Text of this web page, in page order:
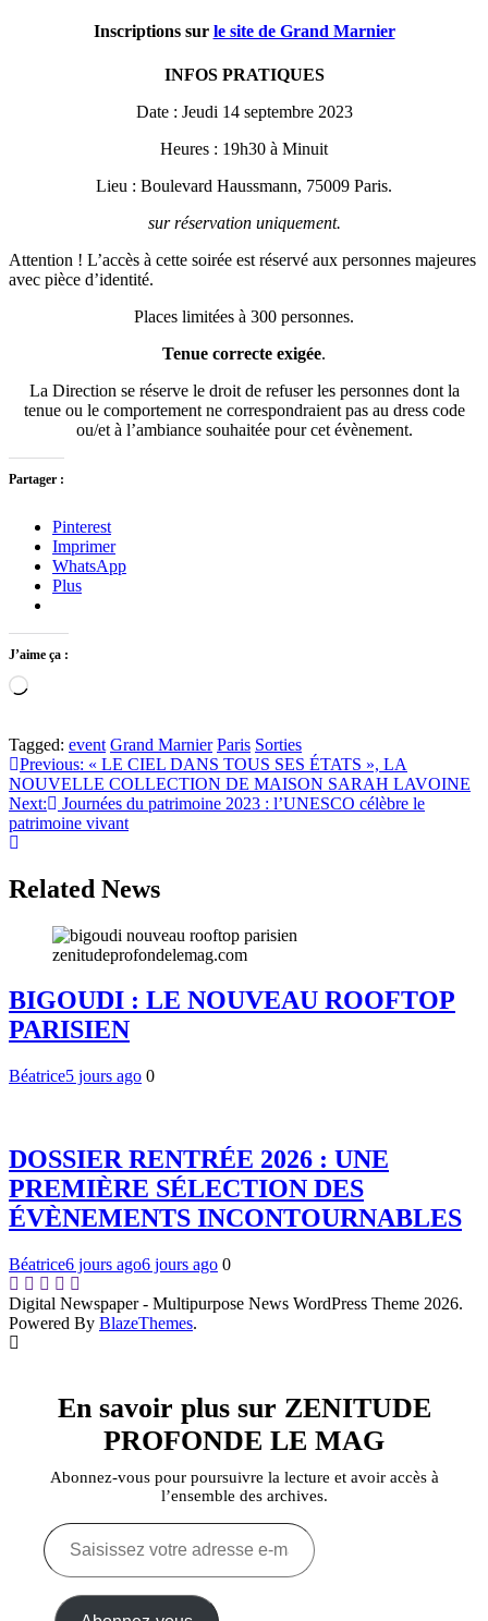
Inscriptions sur le site de Grand Marnier
INFOS PRATIQUES
Date : Jeudi 14 septembre 2023
Heures : 19h30 à Minuit
Lieu : Boulevard Haussmann, 75009 Paris.
sur réservation uniquement.
Attention ! L’accès à cette soirée est réservé aux personnes majeures
avec pièce d’identité.
Places limitées à 300 personnes.
Tenue correcte exigée.
La Direction se réserve le droit de refuser les personnes dont la
tenue ou le comportement ne correspondraient pas au dress code
ou/et à l’ambiance souhaitée pour cet évènement.
Partager :
Pinterest
Imprimer
WhatsApp
Plus
J’aime ça :
Chargement…
Tagged: event Grand Marnier Paris Sorties
Navigation
de
l’article
Previous: « LE CIEL DANS TOUS SES ÉTATS », LA
NOUVELLE COLLECTION DE MAISON SARAH LAVOINE
Next:
Journées du patrimoine 2023 : l’UNESCO célèbre le
patrimoine vivant
Related News
BIGOUDI : LE NOUVEAU ROOFTOP
PARISIEN
Béatrice5 jours ago 0
DOSSIER RENTRÉE 2026 : UNE
PREMIÈRE SÉLECTION DES
ÉVÈNEMENTS INCONTOURNABLES
Béatrice6 jours ago6 jours ago 0
Digital Newspaper - Multipurpose News WordPress Theme 2026.
Powered By BlazeThemes.
En savoir plus sur ZENITUDE
PROFONDE LE MAG
Abonnez-vous pour poursuivre la lecture et avoir accès à
l’ensemble des archives.
Saisissez
votre
adresse
mail…